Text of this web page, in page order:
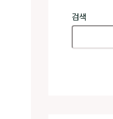
검색